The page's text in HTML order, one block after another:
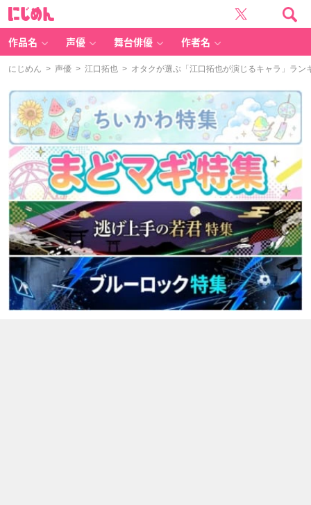
作品名 声優 舞台俳優 作者名
にじめん > 声優 > 江口拓也 > オタクが選ぶ「江口拓也が演じるキャラ」ラン